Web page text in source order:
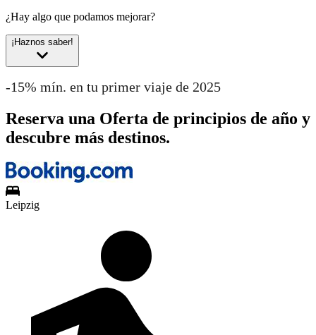
¿Hay algo que podamos mejorar?
¡Haznos saber!
-15% mín. en tu primer viaje de 2025
Reserva una Oferta de principios de año y
descubre más destinos.
Leipzig